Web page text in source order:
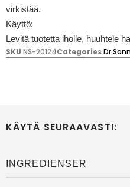
virkistää.
Käyttö:
Levitä tuotetta iholle, huuhtele
SKU NS-20124CategoriesDr
KÄYTÄ SEURAAVASTI:
INGREDIENSER